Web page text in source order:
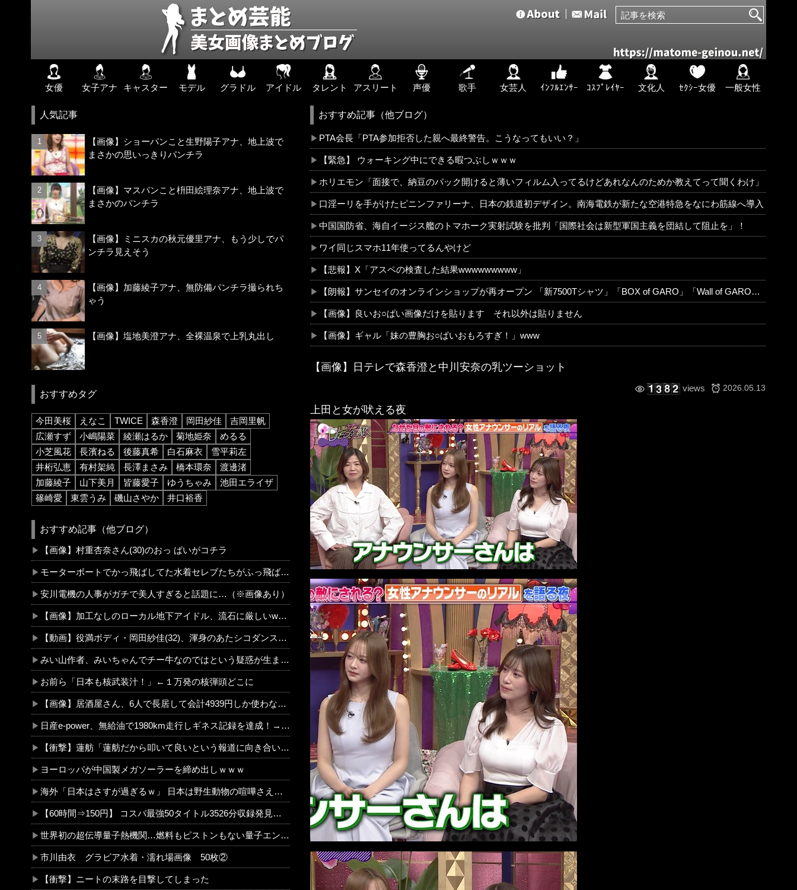
女優 女子アナ キャスター モデル グラドル アイドル タレント アスリート 声優 歌手 女芸人 ｲﾝﾌﾙｴﾝｻｰ ｺｽﾌﾟﾚｲﾔｰ 文化人 ｾｸｼｰ女優 一般女性
おすすめ記事（他ブログ）
PTA会長「PTA参加拒否した親へ最終警告。こうなってもいい？」
【緊急】 ウォーキング中にできる暇つぶしｗｗｗ
ホリエモン「面接で、納豆のパック開けると薄いフィルム入ってるけどあれなんのためか教えてって聞くわけ」
口淫ーリを手がけたピニンファリーナ、日本の鉄道初デザイン。南海電鉄が新たな空港特急をなにわ筋線へ導入
中国国防省、海自イージス艦のトマホーク実射試験を批判「国際社会は新型軍国主義を団結して阻止を」！
ワイ同じスマホ11年使ってるんやけど
【悲報】X「アスペの検査した結果wwwwwwwww」
【朗報】サンセイのオンラインショップが再オープン 「新7500Tシャツ」「BOX of GARO」「Wall of GARO」が追加されてるぞ
【画像】良いお○ぱい画像だけを貼ります それ以外は貼りません
【画像】ギャル「妹の豊胸お○ぱいおもろすぎ！」www
【画像】日テレで森香澄と中川安奈の乳ツーショット
views 2026.05.13
上田と女が吠える夜
人気記事
【画像】ショーパンこと生野陽子アナ、地上波で
まさかの思いっきりパンチラ
【画像】マスパンこと枡田絵理奈アナ、地上波で
まさかのパンチラ
【画像】ミニスカの秋元優里アナ、もう少しでパ
ンチラ見えそう
【画像】加藤綾子アナ、無防備パンチラ撮られち
ゃう
【画像】塩地美澄アナ、全裸温泉で上乳丸出し
おすすめタグ
今田美桜 えなこ TWICE 森香澄 岡田紗佳
吉岡里帆
広瀬すず
小嶋陽菜 綾瀬はるか 菊地姫奈
めるる
小芝風花
長濱ねる 後藤真希 白石麻衣
雪平莉左
井桁弘恵
有村架純 長澤まさみ 橋本環奈
渡邊渚
加藤綾子
山下美月 皆藤愛子 ゆうちゃみ
池田エライザ
篠崎愛
東雲うみ 磯山さやか 井口裕香
おすすめ記事（他ブログ）
【画像】村重杏奈さん(30)のおっ ぱいがコチラ
モーターボートでかっ飛ばしてた水着セレブたちがふっ飛ばされる動画
安川電機の人事がガチで美人すぎると話題に…（※画像あり）
【画像】加工なしのローカル地下アイドル、流石に厳しいwwwwww
【動画】役満ボディ・岡田紗佳(32)、渾身のあたシコダンスwwwwwww
みい山作者、みいちゃんでチー牛なのではという疑惑が生まれるｗｗｗｗｗｗｗ
お前ら「日本も核武装汁！」←１万発の核弾頭どこに
【画像】居酒屋さん、6人で長居して会計4939円しか使わない客にお気持ち表明してしまう←コレどっちが悪いんや？？？？？？
日産e-power、無給油で1980km走行しギネス記録を達成！→山頂から下ってるだけでした…
【衝撃】蓮舫「蓮舫だから叩いて良いという報道に向き合います！」X民「高市だから叩いて良いをやってるのがお前だろ」←これ…w w
ヨーロッパが中国製メガソーラーを締め出しｗｗｗ
海外「日本はさすが過ぎるｗ」 日本は野生動物の喧嘩さえ可愛くなってしまうと世界が騒然
【60時間⇒150円】 コスパ最強50タイトル3526分収録発見！グラドル流出ほかがセールで更に半額！
世界初の超伝導量子熱機関…燃料もピストンもない量子エンジンが回った！
市川由衣 グラビア水着・濡れ場画像 50枚②
【衝撃】ニートの末路を目撃してしまった